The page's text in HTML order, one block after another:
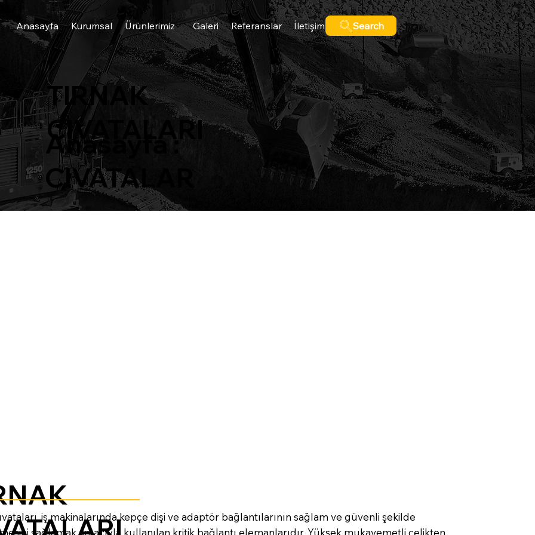
Anasayfa Kurumsal Ürünlerimiz Galeri Referanslar İletişim Search
TIRNAK
CIVATALARI
Anasayfa:
CIVATALAR
iş makinalarında kepçe dişi ve adaptör bağlantılarının sağlam ve güvenli şekilde
sağlamak amacıyla kullanılan kritik bağlantı elemanlarıdır. Yüksek mukavemetli çelikten